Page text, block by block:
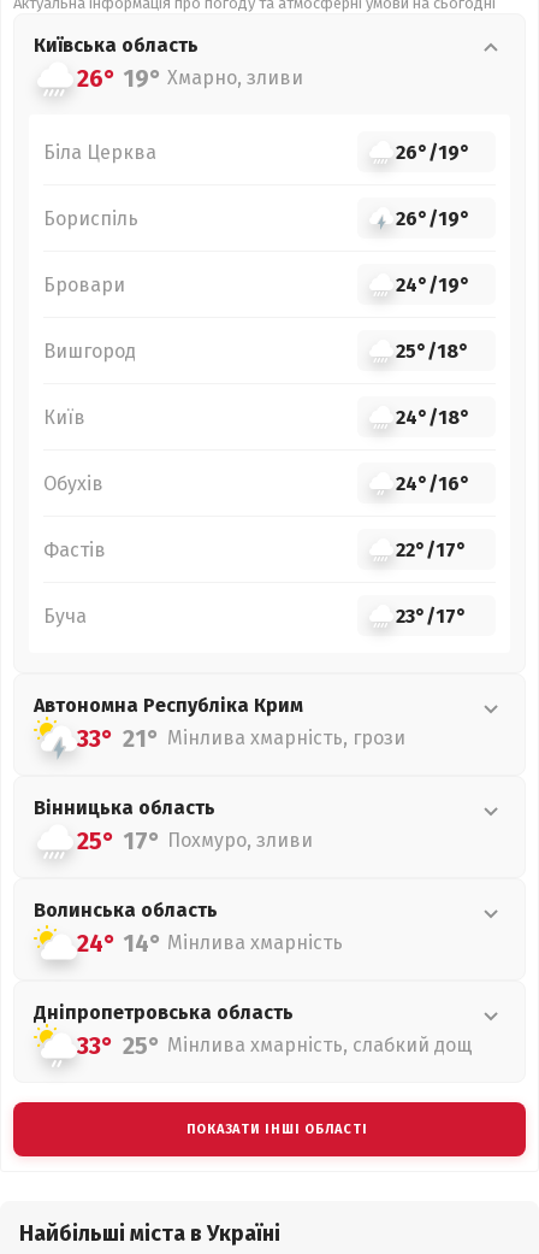
Київська область
26° 19° Хмарно, зливи
Біла Церква 26°/19°
Бориспіль 26°/19°
Бровари 24°/19°
Вишгород 25°/18°
Київ 24°/18°
Обухів 24°/16°
Фастів 22°/17°
Буча 23°/17°
Автономна Республіка Крим
33° 21° Мінлива хмарність, грози
Вінницька область
25° 17° Похмуро, зливи
Волинська область
24° 14° Мінлива хмарність
Дніпропетровська область
33° 25° Мінлива хмарність, слабкий дощ
ПОКАЗАТИ ІНШІ ОБЛАСТІ
Найбільші міста в Україні